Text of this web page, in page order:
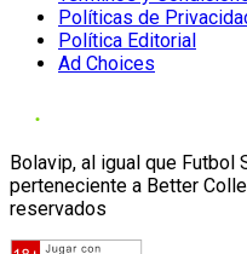
Políticas de
Política Editorial
Ad Choices
Bolavip, al igual que Futbol
perteneciente a Better
reservados